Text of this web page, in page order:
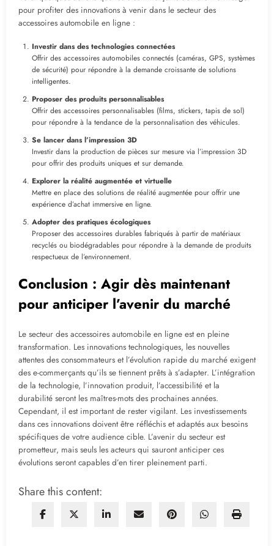
pour profiter des innovations à venir dans le secteur des
accessoires automobile en ligne :
Investir dans des technologies connectées
Offrir des accessoires automobiles connectés (caméras, GPS, systèmes
de sécurité) pour répondre à la demande croissante de solutions
intelligentes.
Proposer des produits personnalisables
Offrir des accessoires personnalisables (films, stickers, tapis de sol)
pour répondre à la tendance de la personnalisation des véhicules.
Se lancer dans l’impression 3D
Investir dans la production de pièces sur mesure via l’impression 3D
pour offrir des produits uniques et sur demande.
Explorer la réalité augmentée et virtuelle
Mettre en place des solutions de réalité augmentée pour offrir une
expérience d’achat immersive en ligne.
Adopter des pratiques écologiques
Proposer des accessoires durables fabriqués à partir de matériaux
recyclés ou biodégradables pour répondre à la demande de produits
respectueux de l’environnement.
Conclusion : Agir dès maintenant
pour anticiper l’avenir du marché
Le secteur des accessoires automobile en ligne est en pleine
transformation. Les innovations technologiques, les nouvelles
attentes des consommateurs et l’évolution rapide du marché exigent
des e-commerçants qu’ils se tiennent prêts à s’adapter. L’intégration
de la technologie, l’innovation produit, l’accessibilité et la
durabilité seront les maîtres-mots des prochaines années.
Cependant, il est important de rester vigilant. Les investissements
dans ces innovations doivent être réfléchis et adaptés aux besoins
spécifiques de votre audience cible. L’avenir du secteur est
prometteur, mais seuls les acteurs qui sauront anticiper ces
évolutions seront capables d’en tirer pleinement parti.
Share this content: